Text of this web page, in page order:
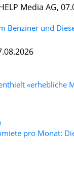
Media AG,
Benziner und
«erhebliche
pro Monat: